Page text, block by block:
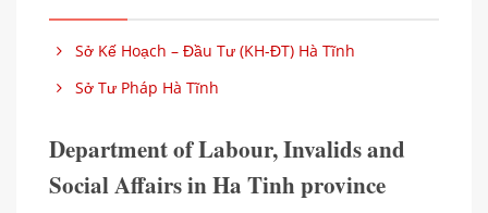
Sở Kế Hoạch – Đầu Tư (KH-ĐT) Hà Tĩnh
Sở Tư Pháp Hà Tĩnh
Department of Labour, Invalids and
Social Affairs in Ha Tinh province